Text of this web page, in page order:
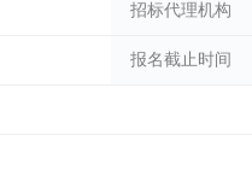
招标代理机构
报名截止时间